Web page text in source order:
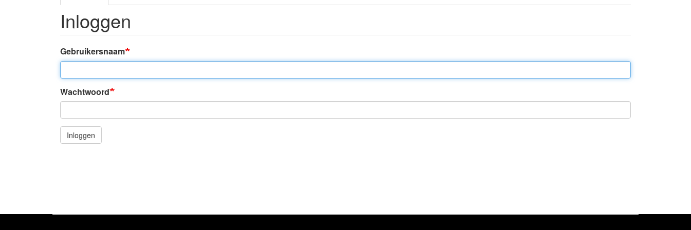
Inloggen
Gebruikersnaam
Wachtwoord
Inloggen